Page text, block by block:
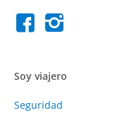
Soy viajero
Seguridad